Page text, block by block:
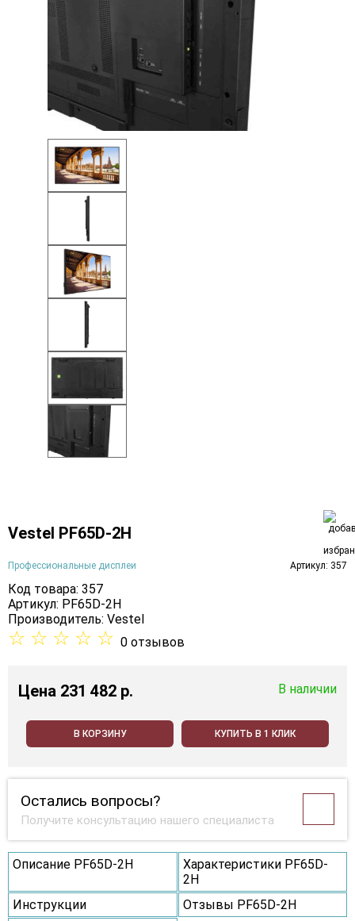
Vestel PF65D-2H
Профессиональные дисплеи Артикул: 357
Код товара: 357
Артикул: PF65D-2H
Производитель: Vestel
☆ ☆ ☆ ☆ ☆ 0 отзывов
Цена 231 482 p. В наличии
В КОРЗИНУ КУПИТЬ В 1 КЛИК
Остались вопросы?
Получите консультацию нашего специалиста
Описание PF65D-2H
Характеристики PF65D-
2H
Инструкции
Отзывы PF65D-2H